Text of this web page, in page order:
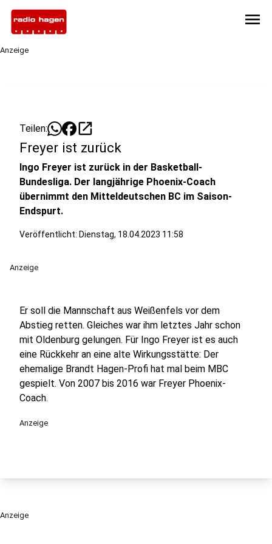
menu
Anzeige
Teilen: open_in_new
Freyer ist zurück
Ingo Freyer ist zurück in der Basketball-
Bundesliga. Der langjährige Phoenix-Coach
übernimmt den Mitteldeutschen BC im Saison-
Endspurt.
Veröffentlicht: Dienstag, 18.04.2023 11:58
Anzeige
Er soll die Mannschaft aus Weißenfels vor dem
Abstieg retten. Gleiches war ihm letztes Jahr schon
mit Oldenburg gelungen. Für Ingo Freyer ist es auch
eine Rückkehr an eine alte Wirkungsstätte: Der
ehemalige Brandt Hagen-Profi hat mal beim MBC
gespielt. Von 2007 bis 2016 war Freyer Phoenix-
Coach.
Anzeige
Anzeige